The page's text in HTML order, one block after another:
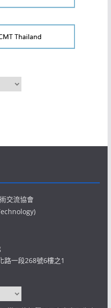
交流協會
路一段268號6樓之1